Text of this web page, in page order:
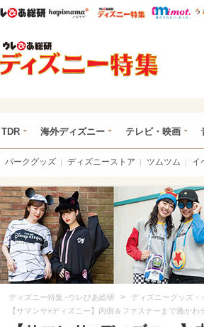
ウレぴあ総研ハピママ* ウレぴあ
TDR 海外ディズニー テレビ・映画
パークグッズ ディズニーストア ツムツム イ
ディズニー特集 -ウレぴあ総研 > ディズニーグッズ・
【サマンサ×ディズニー】内側＆ファスナーまで激か